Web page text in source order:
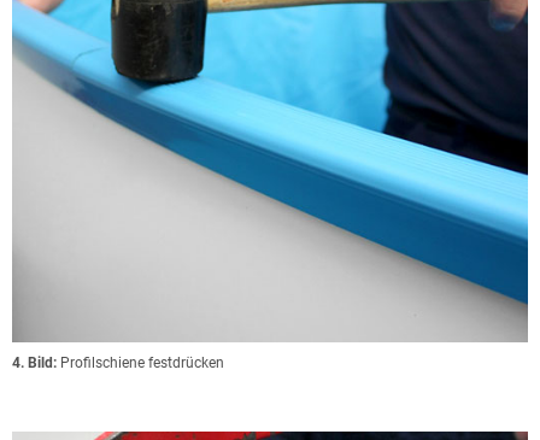
4. Bild: Profilschiene festdrücken